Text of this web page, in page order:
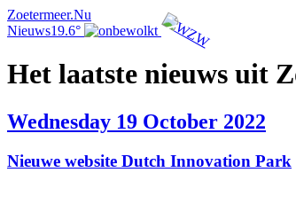
Zoetermeer.Nu
Nieuws19.6°
Het laatste nieuws uit
Wednesday 19 October 2022
Nieuwe website Dutch Innovation Park